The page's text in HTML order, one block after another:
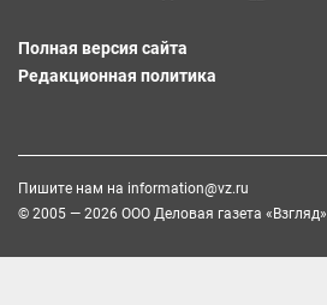
Полная версия сайта
Редакционная политика
Пишите нам на information@vz.ru
© 2005 — 2026 ООО Деловая газета «Взгляд»